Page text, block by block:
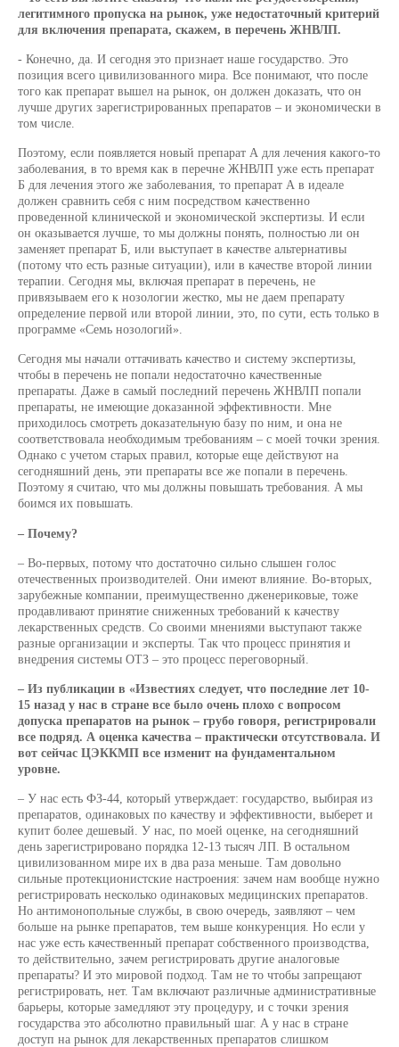
легитимного пропуска на рынок, уже недостаточный критерий
для включения препарата, скажем, в перечень ЖНВЛП.
- Конечно, да. И сегодня это признает наше государство. Это
позиция всего цивилизованного мира. Все понимают, что после
того как препарат вышел на рынок, он должен доказать, что он
лучше других зарегистрированных препаратов – и экономически в
том числе.
Поэтому, если появляется новый препарат А для лечения какого-то
заболевания, в то время как в перечне ЖНВЛП уже есть препарат
Б для лечения этого же заболевания, то препарат А в идеале
должен сравнить себя с ним посредством качественно
проведенной клинической и экономической экспертизы. И если
он оказывается лучше, то мы должны понять, полностью ли он
заменяет препарат Б, или выступает в качестве альтернативы
(потому что есть разные ситуации), или в качестве второй линии
терапии. Сегодня мы, включая препарат в перечень, не
привязываем его к нозологии жестко, мы не даем препарату
определение первой или второй линии, это, по сути, есть только в
программе «Семь нозологий».
Сегодня мы начали оттачивать качество и систему экспертизы,
чтобы в перечень не попали недостаточно качественные
препараты. Даже в самый последний перечень ЖНВЛП попали
препараты, не имеющие доказанной эффективности. Мне
приходилось смотреть доказательную базу по ним, и она не
соответствовала необходимым требованиям – с моей точки зрения.
Однако с учетом старых правил, которые еще действуют на
сегодняшний день, эти препараты все же попали в перечень.
Поэтому я считаю, что мы должны повышать требования. А мы
боимся их повышать.
– Почему?
– Во-первых, потому что достаточно сильно слышен голос
отечественных производителей. Они имеют влияние. Во-вторых,
зарубежные компании, преимущественно дженериковые, тоже
продавливают принятие сниженных требований к качеству
лекарственных средств. Со своими мнениями выступают также
разные организации и эксперты. Так что процесс принятия и
внедрения системы ОТЗ – это процесс переговорный.
– Из публикации в «Известиях следует, что последние лет 10-
15 назад у нас в стране все было очень плохо с вопросом
допуска препаратов на рынок – грубо говоря, регистрировали
все подряд. А оценка качества – практически отсутствовала. И
вот сейчас ЦЭККМП все изменит на фундаментальном
уровне.
– У нас есть ФЗ-44, который утверждает: государство, выбирая из
препаратов, одинаковых по качеству и эффективности, выберет и
купит более дешевый. У нас, по моей оценке, на сегодняшний
день зарегистрировано порядка 12-13 тысяч ЛП. В остальном
цивилизованном мире их в два раза меньше. Там довольно
сильные протекционистские настроения: зачем нам вообще нужно
регистрировать несколько одинаковых медицинских препаратов.
Но антимонопольные службы, в свою очередь, заявляют – чем
больше на рынке препаратов, тем выше конкуренция. Но если у
нас уже есть качественный препарат собственного производства,
то действительно, зачем регистрировать другие аналоговые
препараты? И это мировой подход. Там не то чтобы запрещают
регистрировать, нет. Там включают различные административные
барьеры, которые замедляют эту процедуру, и с точки зрения
государства это абсолютно правильный шаг. А у нас в стране
доступ на рынок для лекарственных препаратов слишком